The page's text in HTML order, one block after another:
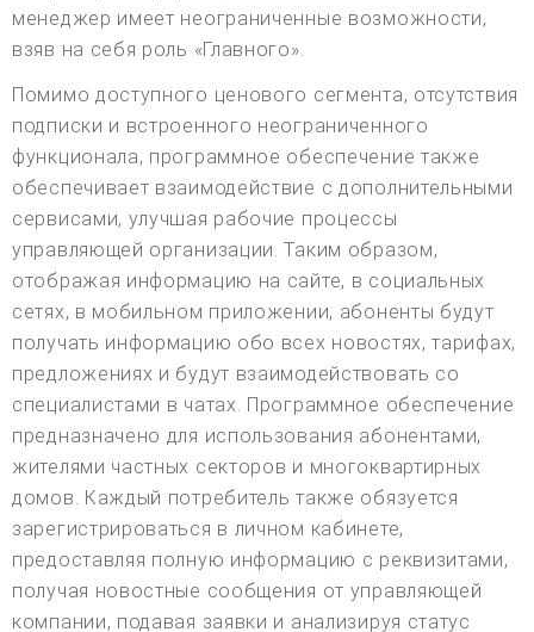
менеджер имеет неограниченные возможности,
взяв на себя роль «Главного».
Помимо доступного ценового сегмента, отсутствия
подписки и встроенного неограниченного
функционала, программное обеспечение также
обеспечивает взаимодействие с дополнительными
сервисами, улучшая рабочие процессы
управляющей организации. Таким образом,
отображая информацию на сайте, в социальных
сетях, в мобильном приложении, абоненты будут
получать информацию обо всех новостях, тарифах,
предложениях и будут взаимодействовать со
специалистами в чатах. Программное обеспечение
предназначено для использования абонентами,
жителями частных секторов и многоквартирных
домов. Каждый потребитель также обязуется
зарегистрироваться в личном кабинете,
предоставляя полную информацию с реквизитами,
получая новостные сообщения от управляющей
компании, подавая заявки и анализируя статус